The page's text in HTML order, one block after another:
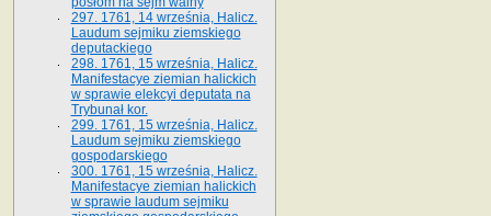
297. 1761, 14 września, Halicz.
Laudum sejmiku ziemskiego
deputackiego
298. 1761, 15 września, Halicz.
Manifestacye ziemian halickich
w sprawie elekcyi deputata na
Trybunał kor.
299. 1761, 15 września, Halicz.
Laudum sejmiku ziemskiego
gospodarskiego
300. 1761, 15 września, Halicz.
Manifestacye ziemian halickich
w sprawie laudum sejmiku